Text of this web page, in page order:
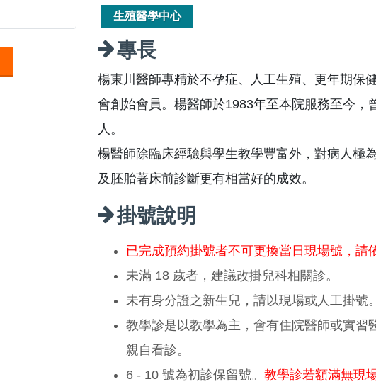
生殖醫學中心
專長
楊東川醫師專精於不孕症、人工生殖、更年期保
會創始會員。楊醫師於1983年至本院服務至今
人。
楊醫師除臨床經驗與學生教學豐富外，對病人極
及胚胎著床前診斷更有相當好的成效。
掛號說明
已完成預約掛號者不可更換當日現場號，請
未滿 18 歲者，建議改掛兒科相關診。
未有身分證之新生兒，請以現場或人工掛號。
教學診是以教學為主，會有住院醫師或實習
親自看診。
6 - 10 號為初診保留號。 教學診若額滿無現